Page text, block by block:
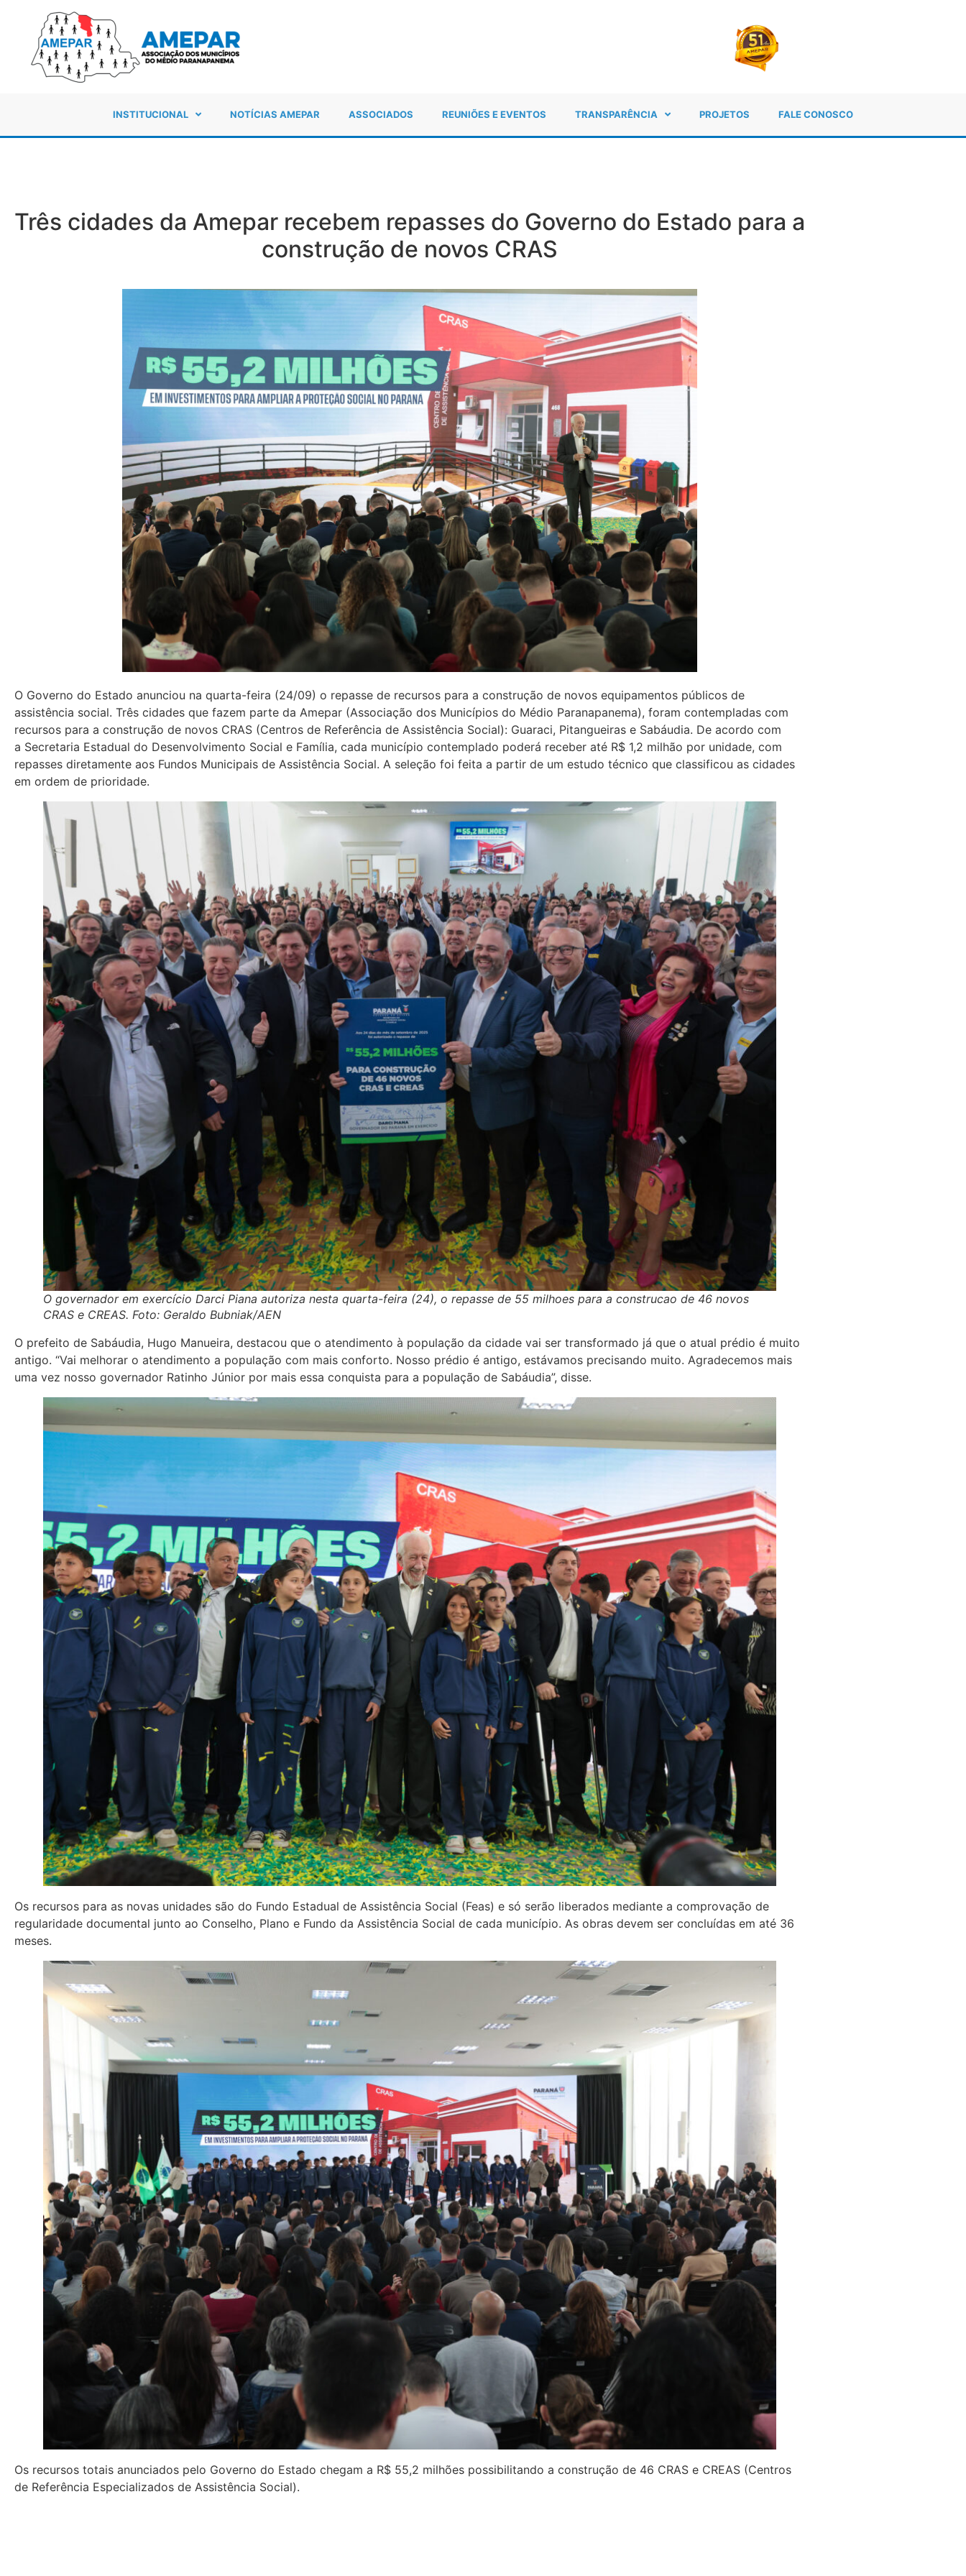
INSTITUCIONAL NOTÍCIAS AMEPAR ASSOCIADOS REUNIÕES E EVENTOS TRANSPARÊNCIA PROJETOS FALE CONOSCO
Três cidades da Amepar recebem repasses do Governo do Estado para a
construção de novos CRAS
O Governo do Estado anunciou na quarta-feira (24/09) o repasse de recursos para a construção de novos equipamentos públicos de
assistência social. Três cidades que fazem parte da Amepar (Associação dos Municípios do Médio Paranapanema), foram contempladas com
recursos para a construção de novos CRAS (Centros de Referência de Assistência Social): Guaraci, Pitangueiras e Sabáudia. De acordo com
a Secretaria Estadual do Desenvolvimento Social e Família, cada município contemplado poderá receber até R$ 1,2 milhão por unidade, com
repasses diretamente aos Fundos Municipais de Assistência Social. A seleção foi feita a partir de um estudo técnico que classificou as cidades
em ordem de prioridade.
O governador em exercício Darci Piana autoriza nesta quarta-feira (24), o repasse de 55 milhoes para a construcao de 46 novos
CRAS e CREAS. Foto: Geraldo Bubniak/AEN
O prefeito de Sabáudia, Hugo Manueira, destacou que o atendimento à população da cidade vai ser transformado já que o atual prédio é muito
antigo. “Vai melhorar o atendimento a população com mais conforto. Nosso prédio é antigo, estávamos precisando muito. Agradecemos mais
uma vez nosso governador Ratinho Júnior por mais essa conquista para a população de Sabáudia”, disse.
Os recursos para as novas unidades são do Fundo Estadual de Assistência Social (Feas) e só serão liberados mediante a comprovação de
regularidade documental junto ao Conselho, Plano e Fundo da Assistência Social de cada município. As obras devem ser concluídas em até 36
meses.
Os recursos totais anunciados pelo Governo do Estado chegam a R$ 55,2 milhões possibilitando a construção de 46 CRAS e CREAS (Centros
de Referência Especializados de Assistência Social).